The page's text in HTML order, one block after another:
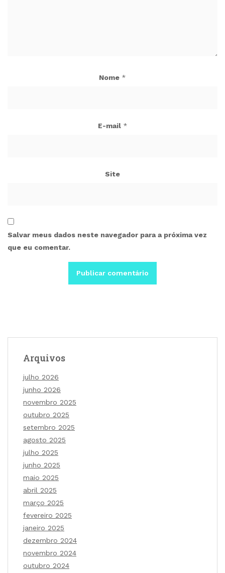
Nome *
E-mail *
Site
Salvar meus dados neste navegador para a próxima vez
que eu comentar.
Arquivos
julho 2026
junho 2026
novembro 2025
outubro 2025
setembro 2025
agosto 2025
julho 2025
junho 2025
maio 2025
abril 2025
março 2025
fevereiro 2025
janeiro 2025
dezembro 2024
novembro 2024
outubro 2024